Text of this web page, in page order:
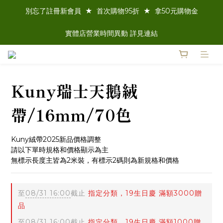
別忘了註冊新會員  ★  首次購物95折  ★  拿50元購物金
實體店營業時間異動 詳見連結
Kuny瑞士天鵝絨
帶/16mm/70色
Kuny絨帶2025新品價格調整
請以下單時規格和價格顯示為主
無標示長度主皆為2米裝，有標示2碼則為新規格和價格
至08/31 16:00截止 指定分類，19生日慶 滿額3000贈
品